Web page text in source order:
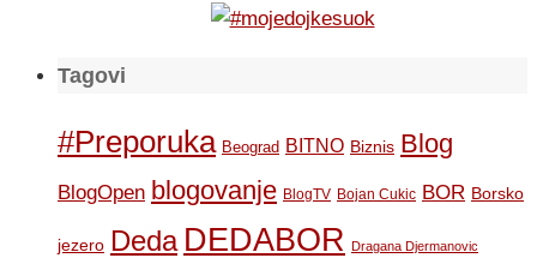
Tagovi
#Preporuka Beograd BITNO Biznis Blog
BlogOpen blogovanje BlogTV Bojan Cukic BOR Borsko
jezero Deda DEDABOR Dragana Djermanovic